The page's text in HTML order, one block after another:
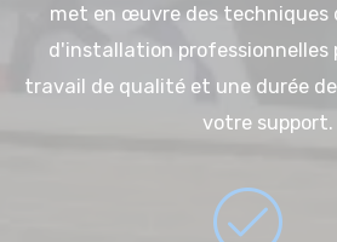
met en œuvre des techniques
d'installation professionnelles
travail de qualité et une durée
votre support.